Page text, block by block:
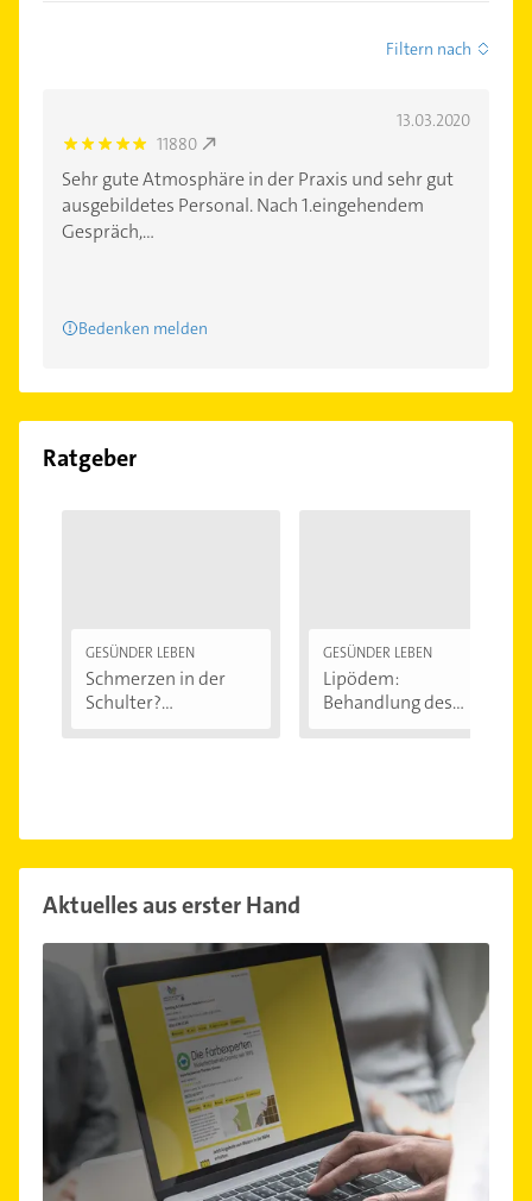
Filtern nach
13.03.2020
5.0 11880
Sehr gute Atmosphäre in der Praxis und sehr gut
ausgebildetes Personal. Nach 1.eingehendem
Gespräch,...
Bedenken melden
Ratgeber
GESÜNDER LEBEN
Schmerzen in der
Schulter?
GESÜNDER LEBEN
Lipödem:
Behandlung des
Aktuelles aus erster Hand